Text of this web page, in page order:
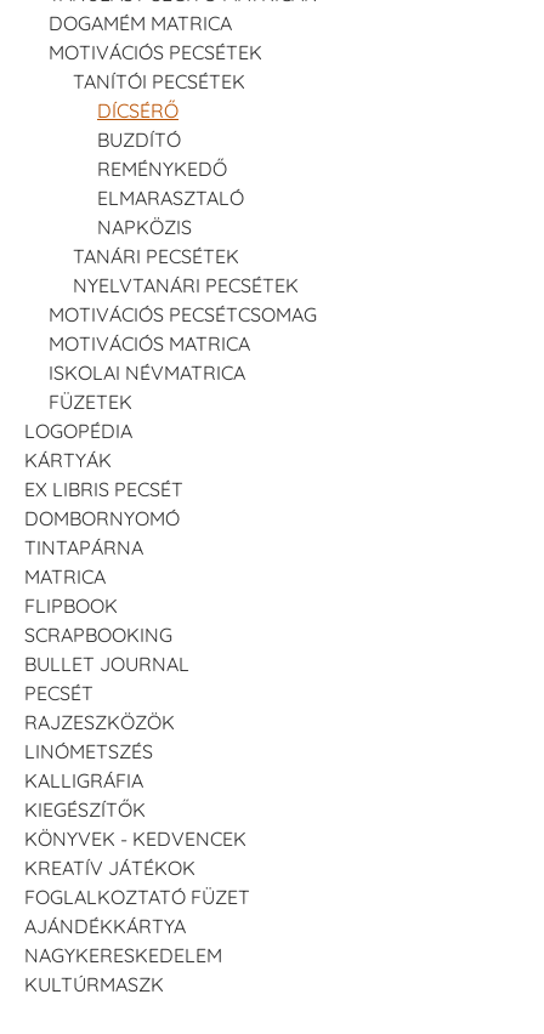
DOGAMÉM MATRICA
MOTIVÁCIÓS PECSÉTEK
TANÍTÓI PECSÉTEK
DÍCSÉRŐ
BUZDÍTÓ
REMÉNYKEDŐ
ELMARASZTALÓ
NAPKÖZIS
TANÁRI PECSÉTEK
NYELVTANÁRI PECSÉTEK
MOTIVÁCIÓS PECSÉTCSOMAG
MOTIVÁCIÓS MATRICA
ISKOLAI NÉVMATRICA
FÜZETEK
LOGOPÉDIA
KÁRTYÁK
EX LIBRIS PECSÉT
DOMBORNYOMÓ
TINTAPÁRNA
MATRICA
FLIPBOOK
SCRAPBOOKING
BULLET JOURNAL
PECSÉT
RAJZESZKÖZÖK
LINÓMETSZÉS
KALLIGRÁFIA
KIEGÉSZÍTŐK
KÖNYVEK - KEDVENCEK
KREATÍV JÁTÉKOK
FOGLALKOZTATÓ FÜZET
AJÁNDÉKKÁRTYA
NAGYKERESKEDELEM
KULTÚRMASZK